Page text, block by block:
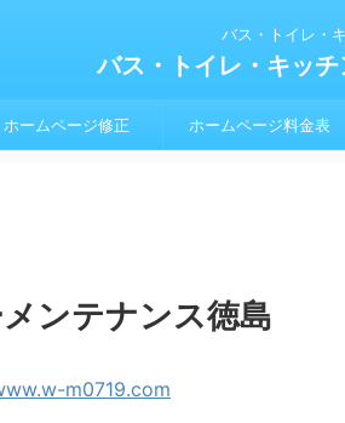
バス・トイレ・
バス・トイレ・キッ
ホームページ修正 ホームページ料金表
ンテナンス徳島